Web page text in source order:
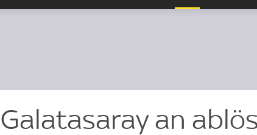
Galatasaray an